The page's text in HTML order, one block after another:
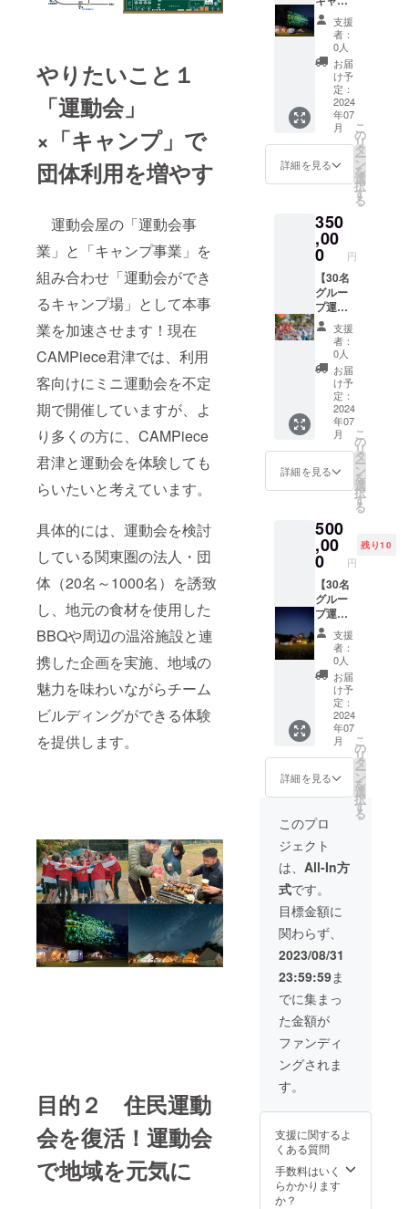
やりたいこと１
「運動会」
×「キャンプ」で
団体利用を増やす
運動会屋の「運動会事
業」と「キャンプ事業」を
組み合わせ「運動会ができ
るキャンプ場」として本事
業を加速させます！現在
CAMPiece君津では、利用
客向けにミニ運動会を不定
期で開催していますが、よ
り多くの方に、CAMPiece
君津と運動会を体験しても
らいたいと考えています。
具体的には、運動会を検討
している関東圏の法人・団
体（20名～1000名）を誘致
し、地元の食材を使用した
BBQや周辺の温浴施設と連
携した企画を実施、地域の
魅力を味わいながらチーム
ビルディングができる体験
を提供します。
目的２ 住民運動
会を復活！運動会
で地域を元気に
て開催
しま
す。
す。 ※
宿泊場
所とし
てキャ
ンピー
ス君津
BBQ、
キャン
プサイ
トをご
利用い
ただけ
BBQ用
品、
キャン
プ用品
はご持
参くだ
さい ※
最大100
名の運
動会で
す。100
名以上
の場合
は、複
数日程
に分け
て開催
しま
す。
ンピー
ス君津
グラウ
ンド
（雨天
時は体
育館）
申込方
法：支
援者の
URLを
お送り
プログ
ラム：
13時
～ 受
付・集
合 14時
～ 運
動会 16
時
閉会式
17時
～
BBQ 19
時～
キャン
プファ
イヤー
～ 自
由時間
は自己
負担と
なりま
す。
※17時以
降のプ
ログラ
ムは
「お礼
メッ
セージ
付きは
ちまき
＋BBQ
キャン
プ付」
購入者
参加と
なりま
宿泊場
所とし
てキャ
ンピー
ス君津
の
BBQ、
キャン
プサイ
トをご
利用い
ただけ
ます。
BBQ用
品、
キャン
プ用品
はご持
名の運
動会で
す。100
名以上
の場合
がし 有
効期
限：
2024年
10月～
2025年
入れカ
ゴ 白
(5m)×1
台 ・玉
入れ
玉 赤
×100個
＋予備
(1～3
個) ・玉
入れ
(1～3
個) 途中
のネジ
を留め
ること
で3m、
4mでも
使用可
能で
す。安
全を確
保する
ため、
必ず2人
以上で
組み立
ててく
ださ
2024年
10月～
2025年
9月 レ
ンタル
期間：1
週間
（有効
期限の
期間か
らお選
びくだ
さい）
注文方
法：弊
社サイ
ト「運
動会レ
」より
ンコー
ドをご
入力い
ただき
ご注文
いただ
けま
す。 返
法：指
定の配
送業者
をご利
用くだ
さい 往
復送
所の公
園で使
用する
際は、
公園の
利用規
ター
プ、
BBQグ
リル
セット
（食材
は含み
ませ
ん） ・
寝袋
（人数
分） チ
ケット1
き4名ま
で適用
できま
す。 有
効期
限：
2024年
10月～
2025年
9月 ≪
サイト
につい
て≫ ●
広さ サ
イトス
ペース
(10ｍ
×11ｍ以
上) ≪車
１サイ
トにつ
き１台
の駐車
スペー
スが各
区画に
設けら
れてい
ます。
２台以
上でご
利用の
場合、
サイト
内にお
車を停
められ
る場合
内にお
停め頂
いてOK
です
サイト
内に停
められ
ない場
合は駐
車場（1
台1,000
円）に
停めて
くださ
い。 ≪
ミニ運
動会に
ついて
技をス
名がサ
ポート
して運
営しま
プ場1日
貸切】
同窓
会、
サーク
ル合
宿、動
画撮影
(MV,映
画,テレ
ビ番組,
動画配
色々な
使い方
でお楽
しみく
ださ
い。ど
んなイ
ベント
も大成
功間違
いな
し！ 備
考欄に
グルー
プ名と
開催し
たい時
期、使
用用途
さい。
有効期
限：
2024年
10月～
2025年
9月（土
日祝を
除く）
※交通費
は自己
負担と
なりま
す。大
型バス
チャー
ターで
きます
料金）
※月～木
にご利
用いた
だけま
す。金
土日、
祝日が
被る場
合、別
途料金
をいた
だきま
す。
支援
者：
0人
お届
け予
定：
2024
年07
月
詳細を見る
こ
の
リ
タ
ー
ン
を
選
択
す
る
350
,00
0 円
【30名
グルー
プ運動
会開催
チケッ
ト】 運
動会の
企画か
ら当日
の運営
まで、
運動会
屋がフ
ルサ
ポート
ポート
内容 企
画：プ
ログラ
ム、開
閉会式
の演出
運営：
テント
やト
ラッ
ク、応
援席の
設営、
競技の
審判
※21名以
上で参
加の場
合は、1
名追加
につき1
万円費
用がか
かりま
す ※飲
食、宿
泊を伴
う場合
別途料
金を頂
戴致し
ます ※
最大100
名まで
の開催
に対応
いたし
限：
10月～
2025年
9月（土
日祝を
支援
者：
0人
お届
け予
定：
2024
年07
月
詳細を見る
こ
の
リ
タ
ー
ン
を
選
択
す
る
500
,00
0 円
残り10
【30名
グルー
プ運動
会＋
BBQ＋
キャン
プチ
ケッ
ト】 企
業や学
校、
サーク
ルなど
グルー
プでの
を開催
しま
す！ 地
元の食
材を使
用した
BBQや
周辺の
温浴施
設と連
携した
企画も
ご用
意。地
域の魅
力を味
わいな
がら
ディン
きる体
験を提
供しま
す！ 備
支援
者：
0人
お届
け予
定：
2024
年07
月
詳細を見る
こ
の
リ
タ
ー
ン
を
選
択
す
る
このプロ
ジェクト
は、 All-In方
式です。
目標金額に
関わらず、
2023/08/31
23:59:59ま
でに集まっ
た金額が
ファンディ
ングされま
す。
支援に関するよ
くある質問
手数料はいく
らかかります
か？